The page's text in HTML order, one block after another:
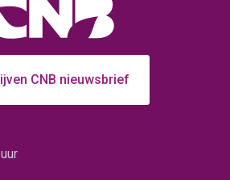
CNB nieuwsbrief